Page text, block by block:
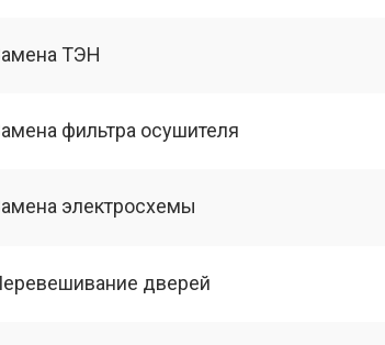
ТЭН
фильтра осушителя
электросхемы
дверей